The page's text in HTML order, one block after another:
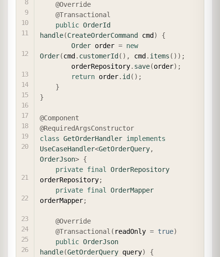
@Override
@Transactional
public OrderId
handle(CreateOrderCommand cmd )
{
Order order = new
Order(cmd . customerId ( ) , cmd . items ( ) ) ;
        orderRepository
. save(order) ;
return order. id ( ) ;
}
}
@Component
@RequiredArgsConstructor
class GetOrderHandler implements
UseCaseHandler<GetOrderQuery,
OrderJson> {
private final OrderRepository
orderRepository;
private final OrderMapper
orderMapper;
@Override
@Transactional ( readOnly = true)
public OrderJson
handle(GetOrderQuery query)
{